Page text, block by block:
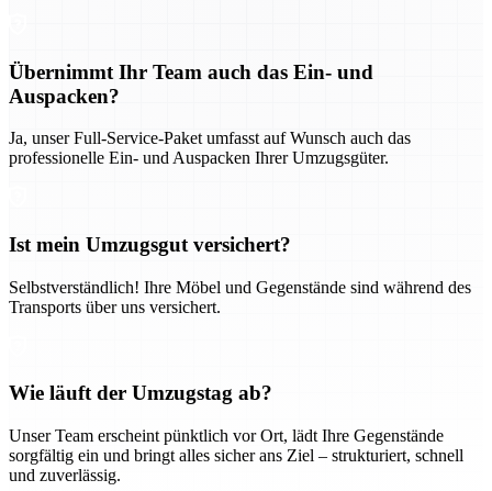
Übernimmt Ihr Team auch das Ein- und
Auspacken?
Ja, unser Full-Service-Paket umfasst auf Wunsch auch das
professionelle Ein- und Auspacken Ihrer Umzugsgüter.
Ist mein Umzugsgut versichert?
Selbstverständlich! Ihre Möbel und Gegenstände sind während des
Transports über uns versichert.
Wie läuft der Umzugstag ab?
Unser Team erscheint pünktlich vor Ort, lädt Ihre Gegenstände
sorgfältig ein und bringt alles sicher ans Ziel – strukturiert, schnell
und zuverlässig.